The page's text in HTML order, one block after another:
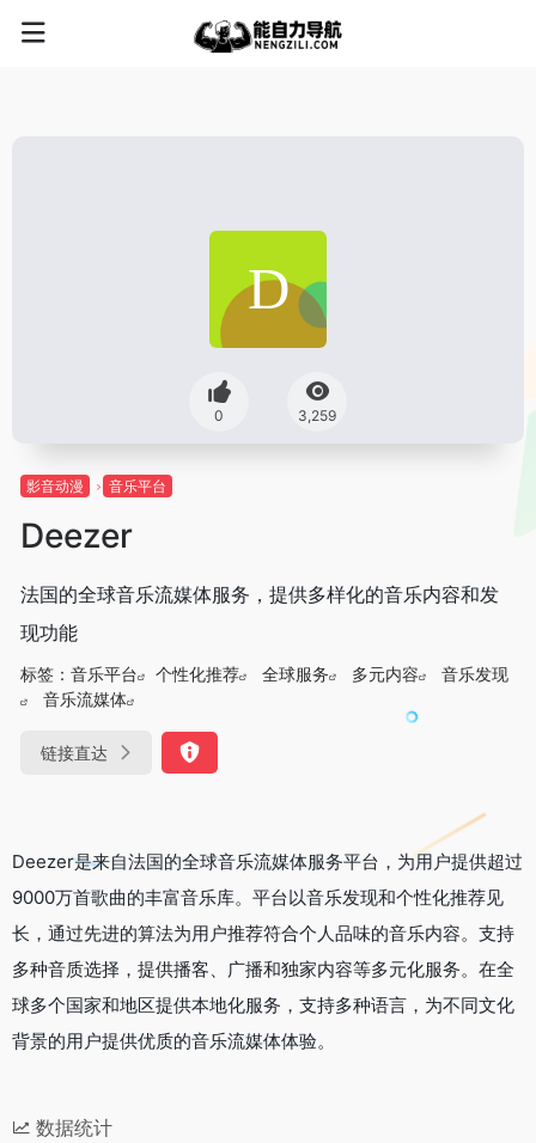
0 3,259
影音动漫 音乐平台
Deezer
法国的全球音乐流媒体服务，提供多样化的音乐内容和发
现功能
标签： 音乐平台 个性化推荐 全球服务 多元内容
音乐发现
音乐流媒体
链接直达
Deezer是来自法国的全球音乐流媒体服务平台，为用户提供超过
9000万首歌曲的丰富音乐库。平台以音乐发现和个性化推荐见
长，通过先进的算法为用户推荐符合个人品味的音乐内容。支持
多种音质选择，提供播客、广播和独家内容等多元化服务。在全
球多个国家和地区提供本地化服务，支持多种语言，为不同文化
背景的用户提供优质的音乐流媒体体验。
数据统计